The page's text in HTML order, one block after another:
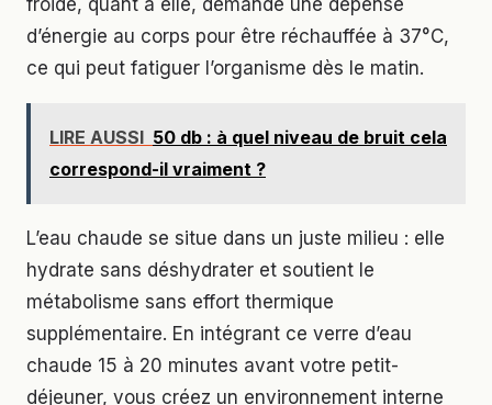
d’énergie au corps pour être réchauffée à 37°C,
ce qui peut fatiguer l’organisme dès le matin.
LIRE AUSSI 50 db : à quel niveau de bruit cela
correspond-il vraiment ?
L’eau chaude se situe dans un juste milieu : elle
hydrate sans déshydrater et soutient le
métabolisme sans effort thermique
supplémentaire. En intégrant ce verre d’eau
chaude 15 à 20 minutes avant votre petit-
déjeuner, vous créez un environnement interne